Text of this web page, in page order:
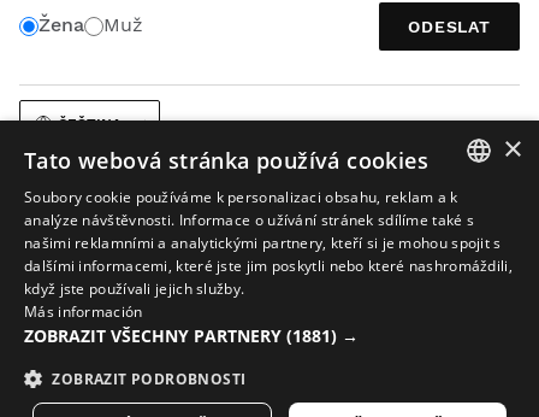
Žena Muž ODESLAT
ČEŠTINA
Právní upozornění Soubory cookies
AI při práci s obrázky Mapa stránek
SPANISH
ENGLISH
×
Tato webová stránka používá cookies
Soubory cookie používáme k personalizaci obsahu, reklam a k
analýze návštěvnosti. Informace o užívání stránek sdílíme také s
našimi reklamními a analytickými partnery, kteří si je mohou spojit s
dalšími informacemi, které jste jim poskytli nebo které nashromáždili,
když jste používali jejich služby.
Más información
ZOBRAZIT VŠECHNY PARTNERY (1881) →
ZOBRAZIT PODROBNOSTI